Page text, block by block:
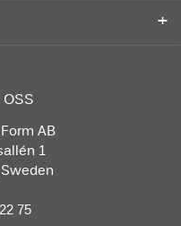
OSS
AB
1
75